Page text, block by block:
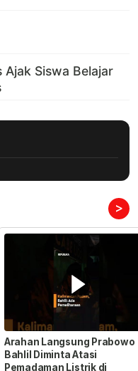
>
Arahan Langsung Prabowo
Bahlil Diminta Atasi
Pemadaman Listrik di